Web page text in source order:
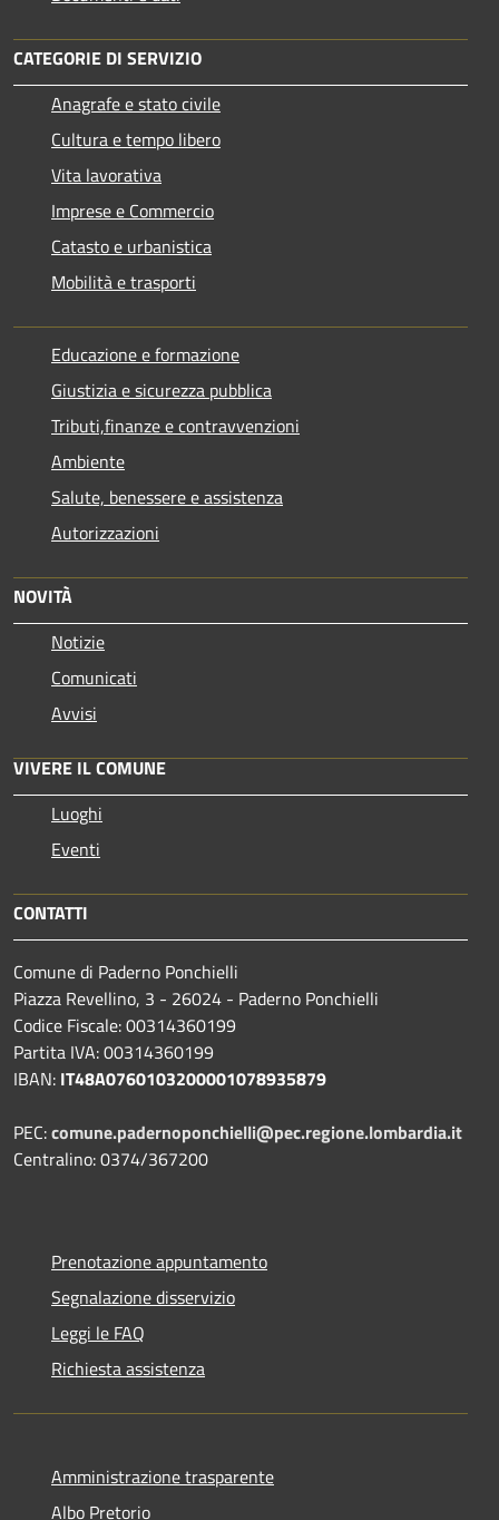
CATEGORIE DI SERVIZIO
Anagrafe e stato civile
Cultura e tempo libero
Vita lavorativa
Imprese e Commercio
Catasto e urbanistica
Mobilità e trasporti
Educazione e formazione
Giustizia e sicurezza pubblica
Tributi,finanze e contravvenzioni
Ambiente
Salute, benessere e assistenza
Autorizzazioni
NOVITÀ
Notizie
Comunicati
Avvisi
VIVERE IL COMUNE
Luoghi
Eventi
CONTATTI
Comune di Paderno Ponchielli
Piazza Revellino, 3 - 26024 - Paderno Ponchielli
Codice Fiscale: 00314360199
Partita IVA: 00314360199
IBAN: IT48A0760103200001078935879
PEC:comune.padernoponchielli@pec.regione.lombardia.it
Centralino: 0374/367200
Prenotazione appuntamento
Segnalazione disservizio
Leggi le FAQ
Richiesta assistenza
Amministrazione trasparente
Albo Pretorio